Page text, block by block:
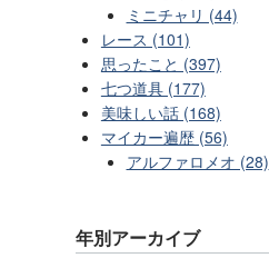
ミニチャリ (44)
レース (101)
思ったこと (397)
七つ道具 (177)
美味しい話 (168)
マイカー遍歴 (56)
アルファロメオ (28)
年別アーカイブ